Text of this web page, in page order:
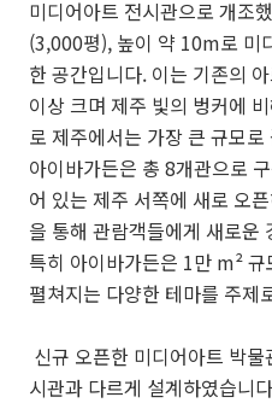
미디어아트 전시관으로 개조
(3,000평), 높이 약 10m로 미
한 공간입니다. 이는 기존의
이상 크며 제주 빛의 벙커에
로 제주에서는 가장 큰 규모로
아이바가든은 총 8개관으로
어 있는 제주 서쪽에 새로 오
을 통해 관람객들에게 새로운
특히 아이바가든은 1만 m²규
펼쳐지는 다양한 테마를 주제
신규 오픈한 미디어아트 박
시관과 다르게 설계하였습니